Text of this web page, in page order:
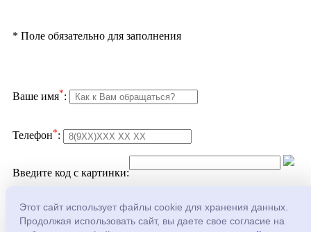
Этот сайт использует файлы cookie для хранения данных.
Продолжая использовать сайт, вы даете свое согласие на
* Поле обязательно для заполнения
Ваше имя*:
Телефон*:
Введите код с картинки:
конфеденциальностииобработкой персональных
данных